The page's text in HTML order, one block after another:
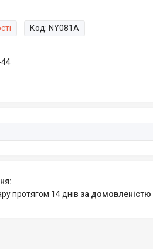
Код: NY081A
протягом 14 днів за домовленістю